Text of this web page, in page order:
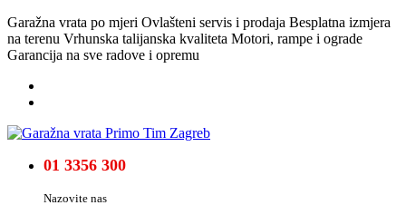
Garažna vrata po mjeri Ovlašteni servis i prodaja Besplatna izmjera
na terenu Vrhunska talijanska kvaliteta Motori, rampe i ograde
Garancija na sve radove i opremu
01 3356 300
Nazovite nas